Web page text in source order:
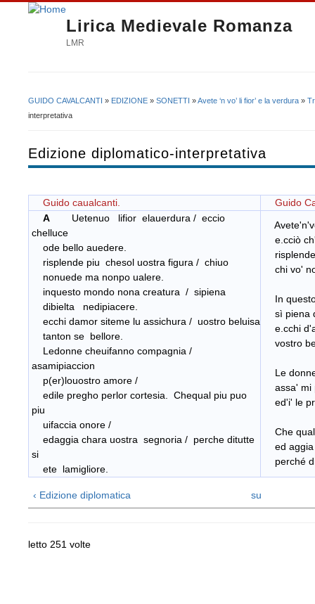
Lirica Medievale Romanza
LMR
Tu sei qui
GUIDO CAVALCANTI » EDIZIONE » SONETTI »Avete ‘n vo’ li fior’ e la verdura »
interpretativa
Edizione diplomatico-interpretativa
Guido caualcanti.
Guido
A
Uetenuo lifior elauerdura / eccio
chelluce
ode bello auedere.
risplende piu chesol uostra figura / chiuo
nonuede ma nonpo ualere.
inquesto mondo nona creatura / sipiena
dibielta nedipiacere.
ecchi damor siteme lu assichura / uostro beluisa
tanton se bellore.
Ledonne cheuifanno compagnia /
asamipiaccion
p(er)louostro amore /
edile pregho perlor cortesia. Chequal piu puo
piu
uifaccia onore /
edaggia chara uostra segnoria / perche ditutte
si
ete lamigliore.
e.cciò
risplende
chi vo'
In
sì piena
e.cchi
vostro
Le
assa' mi
ed'i' le
Che qual
ed aggia
perché
‹ Edizione diplomatica su
letto 251 volte